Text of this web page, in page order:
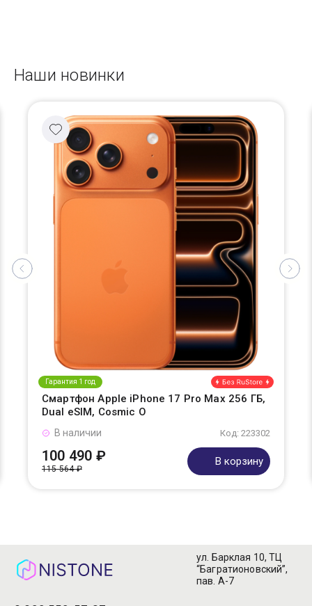
Наши новинки
Гарантия 1 год
Смартфон Apple iPhone 17 Pro Max 256 ГБ,
Dual eSIM, Cosmic O
Код: 223302
В наличии
100 490 ₽
115 564 ₽
В корзину
ул. Барклая 10, ТЦ
“Багратионовский”,
пав. А-7